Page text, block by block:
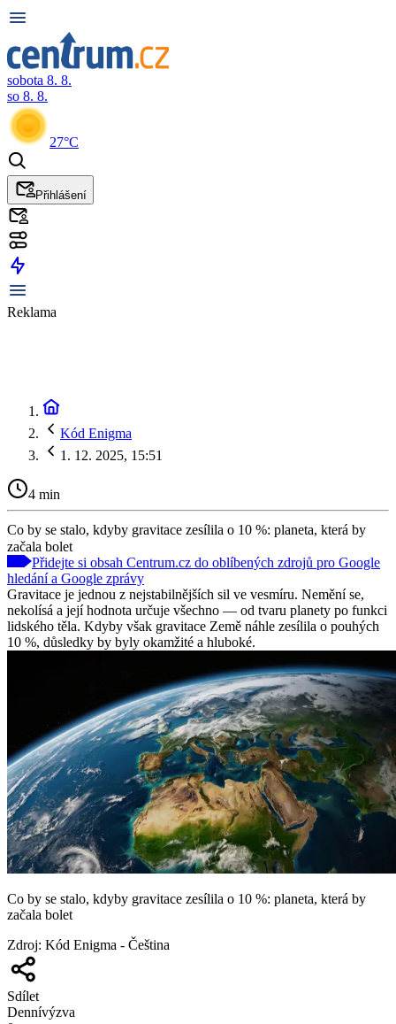
sobota 8. 8.
so 8. 8.
27°C
Přihlášení
Reklama
Kód Enigma
1. 12. 2025, 15:51
4 min
Co by se stalo, kdyby gravitace zesílila o 10 %: planeta, která by
začala bolet
Přidejte si obsah Centrum.cz do oblíbených zdrojů pro Google
hledání a Google zprávy
Gravitace je jednou z nejstabilnějších sil ve vesmíru. Nemění se,
nekolísá a její hodnota určuje všechno — od tvaru planety po funkci
lidského těla. Kdyby však gravitace Země náhle zesílila o pouhých
10 %, důsledky by byly okamžité a hluboké.
Co by se stalo, kdyby gravitace zesílila o 10 %: planeta, která by
začala bolet
Zdroj: Kód Enigma - Čeština
Sdílet
Dennívýzva